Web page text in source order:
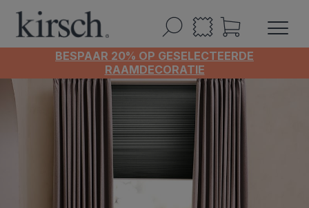
BESPAAR 20% OP GESELECTEERDE
RAAMDECORATIE